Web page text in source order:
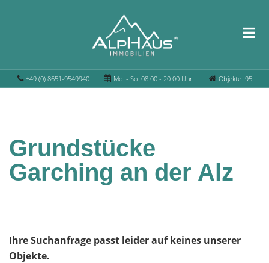
+49 (0) 8651-9549940 Mo. - So. 08.00 - 20.00 Uhr Objekte: 95
Grundstücke
Garching an der Alz
Ihre Suchanfrage passt leider auf keines unserer
Objekte.